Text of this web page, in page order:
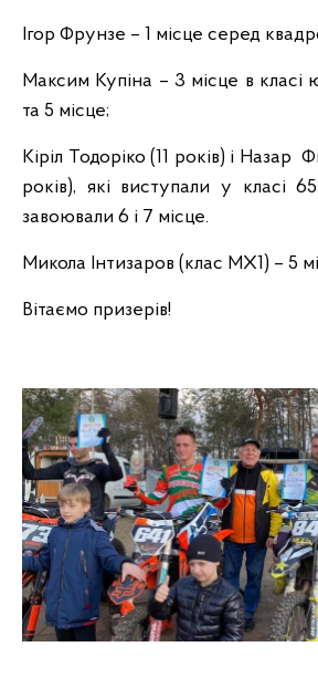
Ігор Фрунзе – 1 місце серед
Максим Купіна – 3 місце в класі
та 5 місце;
Кіріл Тодоріко (11 років) і Назар
років), які виступали у класі
завоювали 6 і 7 місце.
Микола Інтизаров (клас МХ1) – 5
Вітаємо призерів!